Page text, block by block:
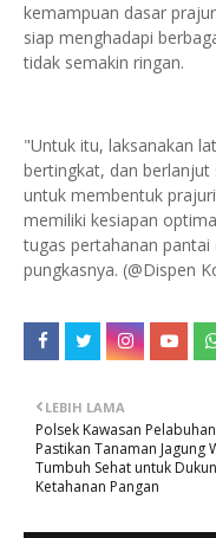
kemampuan dasar
siap menghadapi
tidak semakin ringan.
"Untuk itu, laksanakan
bertingkat, dan berlanjut
untuk membentuk
memiliki kesiapan
tugas pertahanan pantai
pungkasnya. (@Dispen
LEBIH LAMA
Polsek Kawasan Pelabuhan
Pastikan Tanaman Jagung
Tumbuh Sehat untuk
Ketahanan Pangan